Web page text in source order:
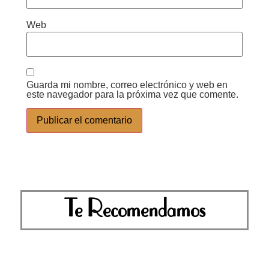
Web
Guarda mi nombre, correo electrónico y web en
este navegador para la próxima vez que comente.
Te Recomendamos